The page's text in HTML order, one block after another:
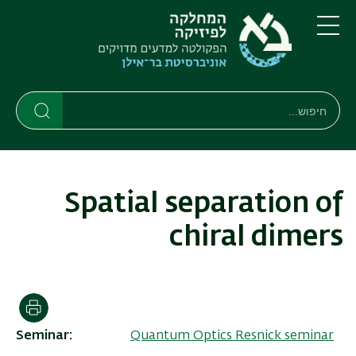
דילוג
לתוכן
העיקרי
דילוג
לתפריט
ניווט
ראשי
תפריט
חיפוש
חיפוש
Spatial separation of
chiral dimers
Seminar
Quantum Optics Resnick seminar